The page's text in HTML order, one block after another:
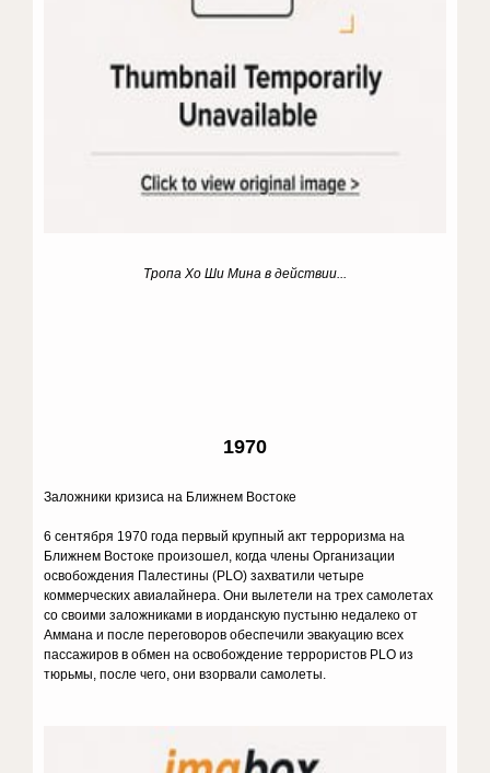
Тропа Хо Ши Мина в действии...
1970
Заложники кризиса на Ближнем Востоке
6 сентября 1970 года первый крупный акт терроризма на
Ближнем Востоке произошел, когда члены Организации
освобождения Палестины (PLO) захватили четыре
коммерческих авиалайнера. Они вылетели на трех самолетах
со своими заложниками в иорданскую пустыню недалеко от
Аммана и после переговоров обеспечили эвакуацию всех
пассажиров в обмен на освобождение террористов PLO из
тюрьмы, после чего, они взорвали самолеты.